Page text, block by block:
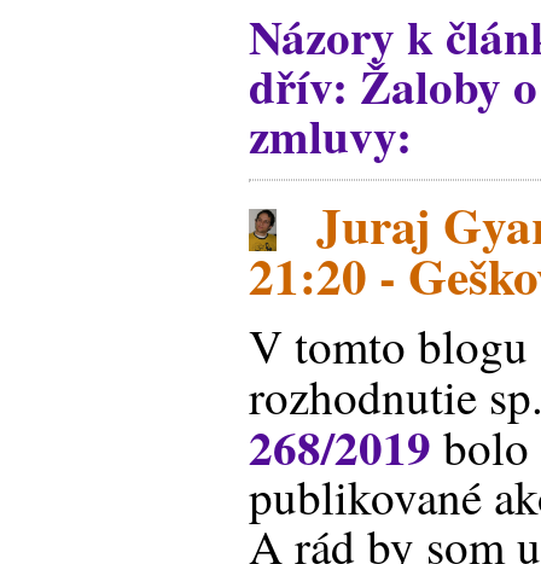
Názory k
dřív: Žaloby
zmluvy:
Juraj
21:20 -
V tomto blogu
rozhodnutie
268/2019 bolo
publikované
A rád by som